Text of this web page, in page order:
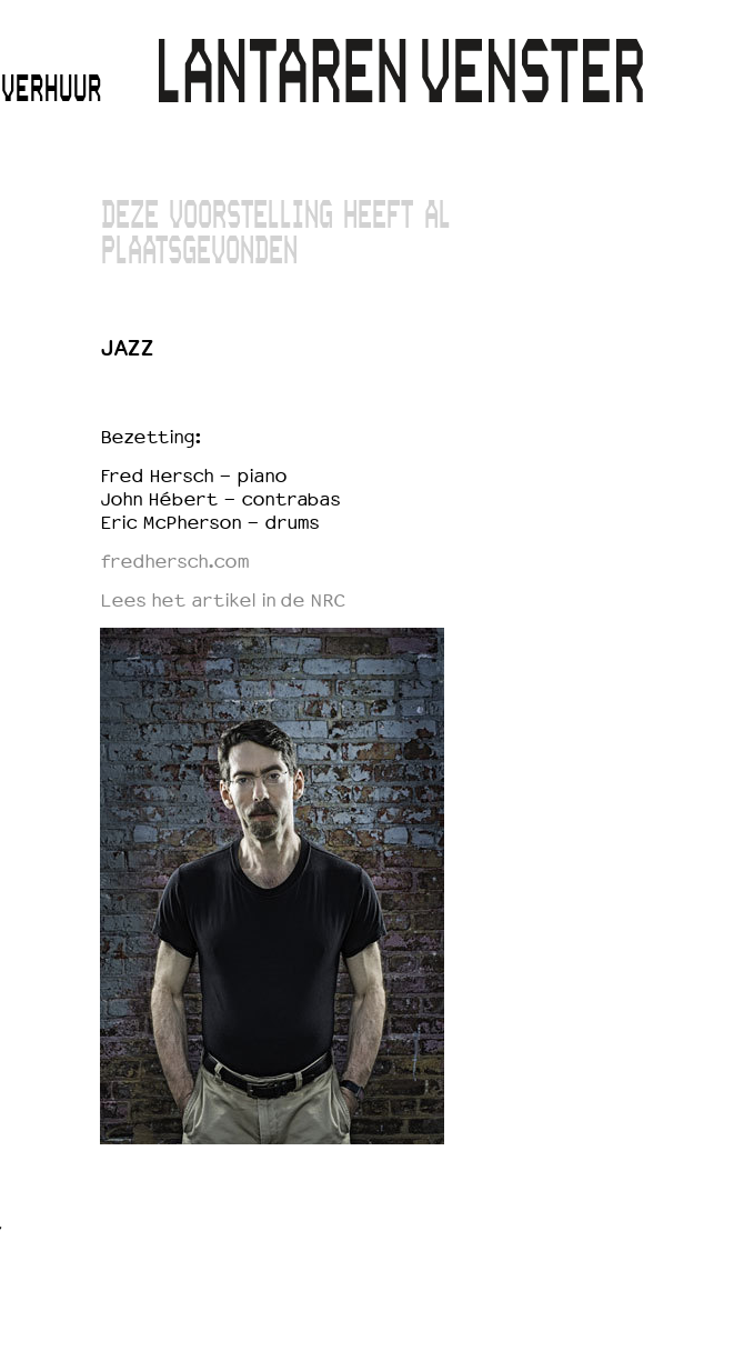
VERHUUR
DEZE VOORSTELLING HEEFT AL
PLAATSGEVONDEN
JAZZ
Bezetting:
Fred Hersch - piano
John Hébert - contrabas
Eric McPherson - drums
fredhersch.com
Lees het artikel in de NRC